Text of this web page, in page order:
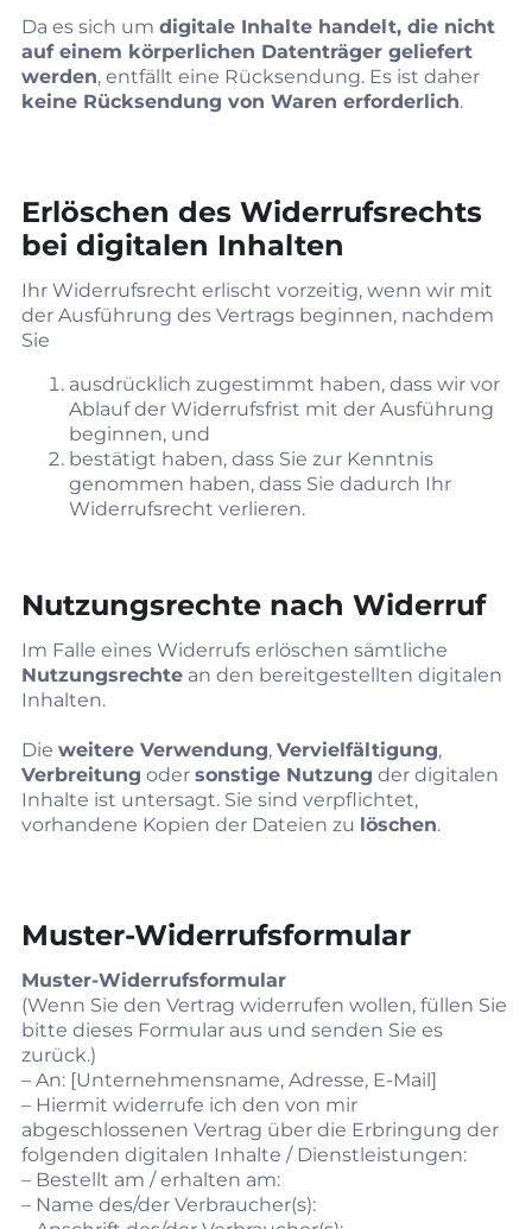
Da es sich um digitale Inhalte handelt, die nicht
auf einem körperlichen Datenträger geliefert
werden, entfällt eine Rücksendung. Es ist daher
keine Rücksendung von Waren erforderlich.
Erlöschen des Widerrufsrechts
bei digitalen Inhalten
Ihr Widerrufsrecht erlischt vorzeitig, wenn wir mit
der Ausführung des Vertrags beginnen, nachdem
Sie
ausdrücklich zugestimmt haben, dass wir vor
Ablauf der Widerrufsfrist mit der Ausführung
beginnen, und
bestätigt haben, dass Sie zur Kenntnis
genommen haben, dass Sie dadurch Ihr
Widerrufsrecht verlieren.
Nutzungsrechte nach Widerruf
Im Falle eines Widerrufs erlöschen sämtliche
Nutzungsrechte an den bereitgestellten digitalen
Inhalten.
Die weitere Verwendung, Vervielfältigung,
Verbreitung oder sonstige Nutzung der digitalen
Inhalte ist untersagt. Sie sind verpflichtet,
vorhandene Kopien der Dateien zu löschen.
Muster‑Widerrufsformular
Muster‑Widerrufsformular
(Wenn Sie den Vertrag widerrufen wollen, füllen Sie
bitte dieses Formular aus und senden Sie es
zurück.)
– An: [Unternehmensname, Adresse, E‑Mail]
– Hiermit widerrufe ich den von mir
abgeschlossenen Vertrag über die Erbringung der
folgenden digitalen Inhalte / Dienstleistungen:
– Bestellt am / erhalten am:
– Name des/der Verbraucher(s):